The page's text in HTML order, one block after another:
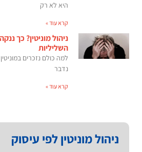
היא לא רק
קרא עוד »
ניהול מוניטין? כך
השליליות
למה כולם נזכרים
נדבר
קרא עוד »
ניהול מוניטין לפי עיסוק